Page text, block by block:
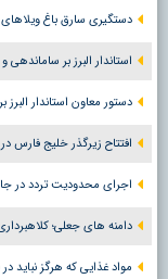
دستگیری سارق باغ ویلاهای کرج و
استاندار البرز بر
دستور معاون استاندار البرز برای واگذاری ۴۳۰۰
افتتاح زیرگذر خلیج فارس
اجرای محدودیت تردد در جاده
دامنه های جعلی؛
مواد غذایی که هرگز نباید